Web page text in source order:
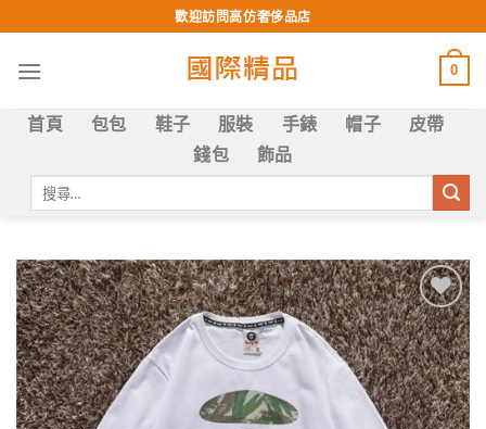
to
content
歡迎訪問高仿奢侈品店
0
首頁 包包 鞋子 服裝 手錶 帽子
皮帶
錢包
飾品
字:
Add to
wishlist